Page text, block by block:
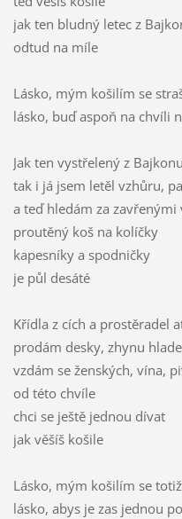
jak ten bludný letec z
odtud na míle
Lásko, mým košilím se
lásko, buď aspoň na chvíli
Jak ten vystřelený z
tak i já jsem letěl vzhůru,
a teď hledám za zavřenými
proutěný koš na kolíčky
kapesníky a spodničky
je půl desáté
Křídla z cích a prostěradel
prodám desky, zhynu
vzdám se ženských, vína,
od této chvíle
chci se ještě jednou dívat
jak věšíš košile
Lásko, mým košilím se
lásko, abys je zas jednou